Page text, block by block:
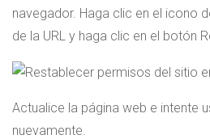
navegador. Haga clic en el icono
de la URL y haga clic en el botón
Actualice la página web e intente
nuevamente.